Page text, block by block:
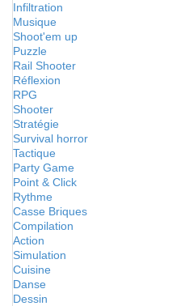
Infiltration
Musique
Shoot'em up
Puzzle
Rail Shooter
Réflexion
RPG
Shooter
Stratégie
Survival horror
Tactique
Party Game
Point & Click
Rythme
Casse Briques
Compilation
Action
Simulation
Cuisine
Danse
Dessin